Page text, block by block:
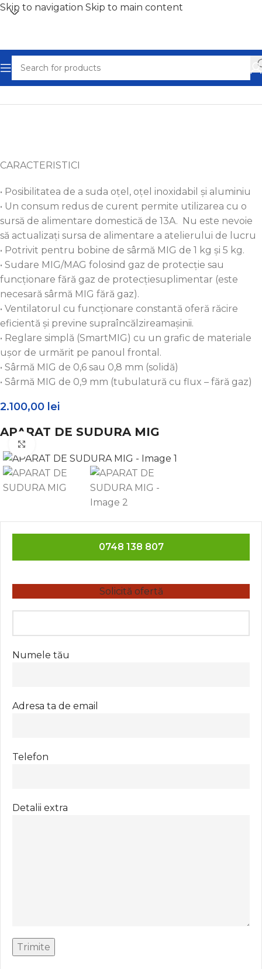
Skip to navigation Skip to main content
Home/Aparat de sudura
CARACTERISTICI
• Posibilitatea de a suda oțel, oțel inoxidabil și aluminiu
• Un consum redus de curent permite utilizarea cu o
sursă de alimentare domestică de 13A. Nu este nevoie
să actualizați sursa de alimentare a atelierului de lucru
• Potrivit pentru bobine de sârmă MIG de 1 kg și 5 kg.
• Sudare MIG/MAG folosind gaz de protecție sau
funcționare fără gaz de protecțiesuplimentar (este
necesară sârmă MIG fără gaz).
• Ventilatorul cu funcționare constantă oferă răcire
eficientă și previne supraîncălzireamașinii.
• Reglare simplă (SmartMIG) cu un grafic de materiale
ușor de urmărit pe panoul frontal.
• Sârmă MIG de 0,6 sau 0,8 mm (solidă)
• Sârmă MIG de 0,9 mm (tubulatură cu flux – fără gaz)
2.100,00 lei
APARAT DE SUDURA MIG
0748 138 807
Solicită ofertă
Numele tău
Adresa ta de email
Telefon
Detalii extra